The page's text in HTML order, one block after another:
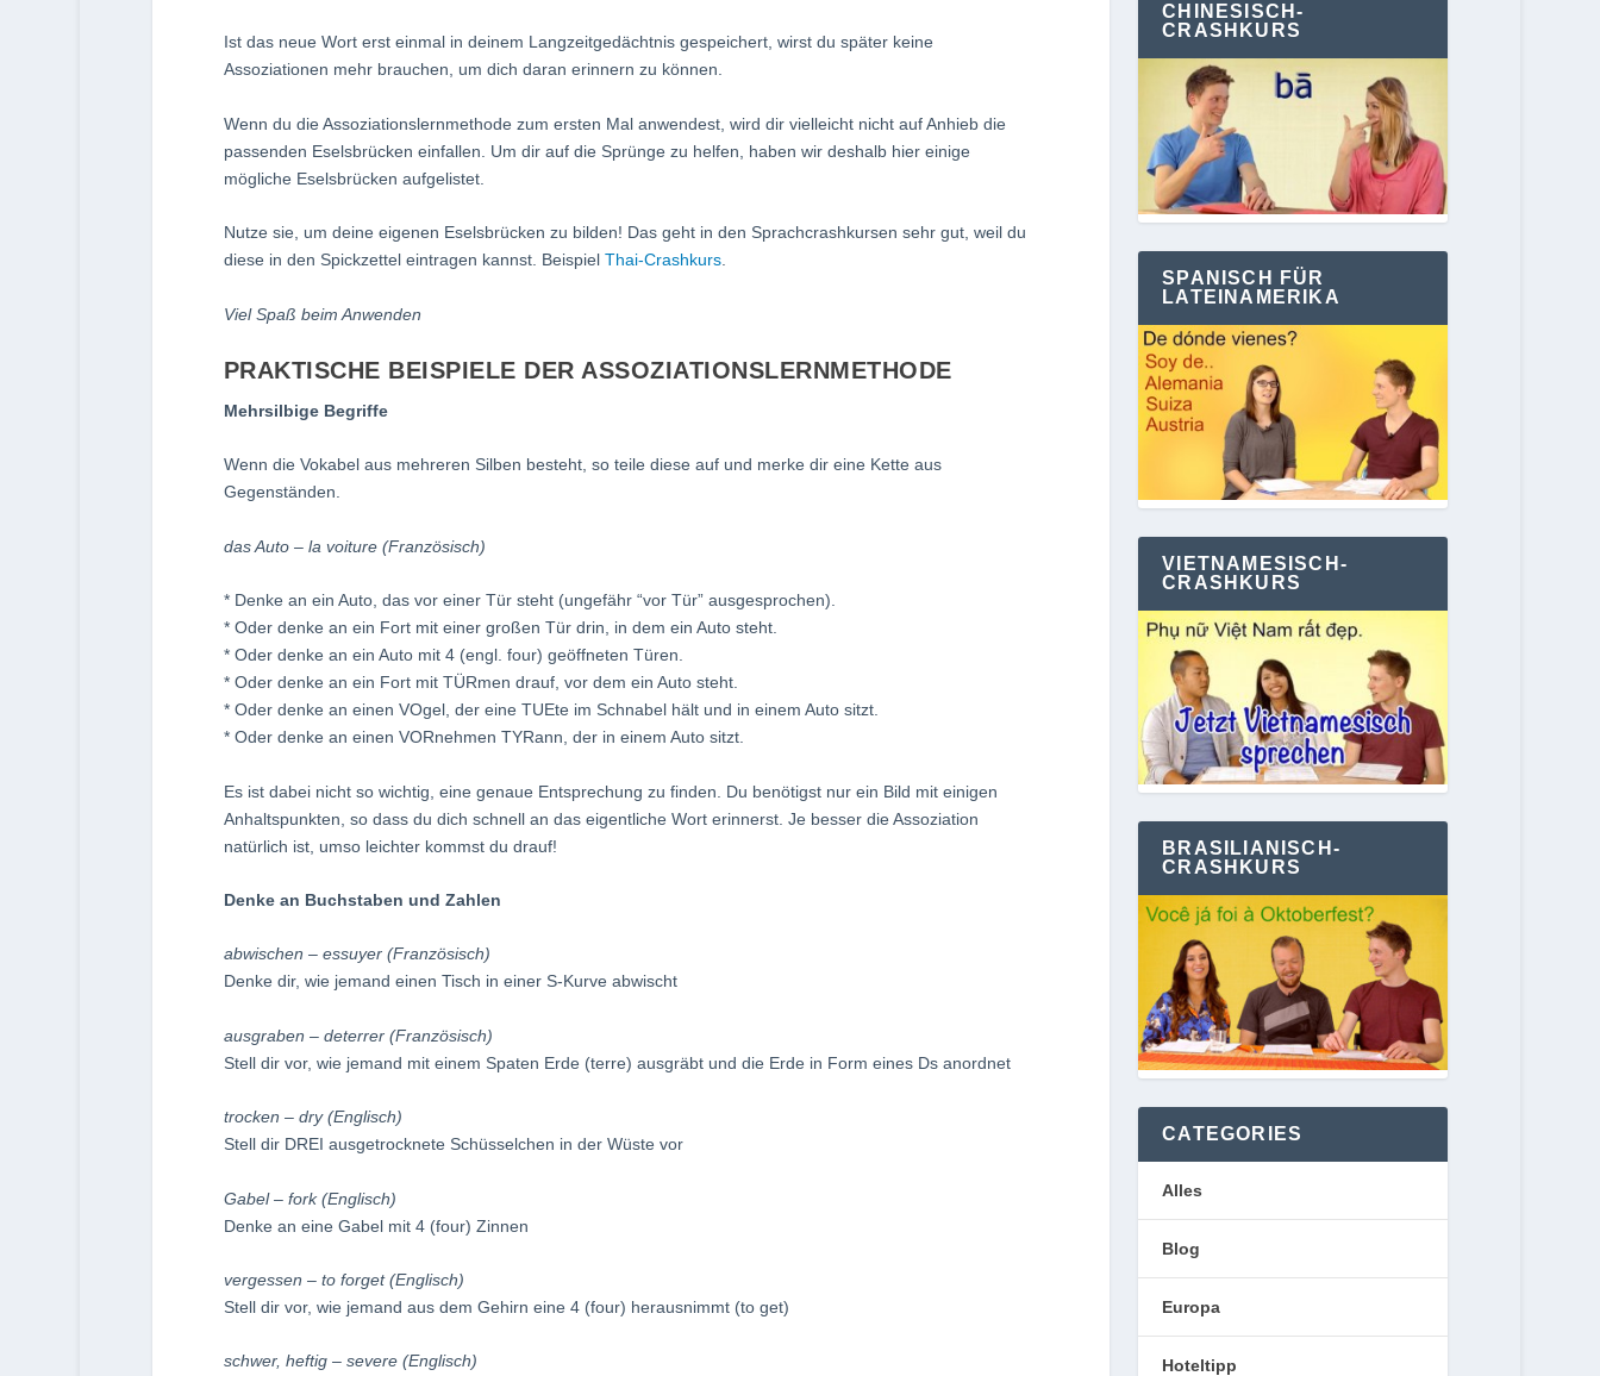
Ist das neue Wort erst einmal in deinem Langzeitgedächtnis gespeichert, wirst du später keine
Assoziationen mehr brauchen, um dich daran erinnern zu können.
Wenn du die Assoziationslernmethode zum ersten Mal anwendest, wird dir vielleicht nicht auf Anhieb die
passenden Eselsbrücken einfallen. Um dir auf die Sprünge zu helfen, haben wir deshalb hier einige
mögliche Eselsbrücken aufgelistet.
Nutze sie, um deine eigenen Eselsbrücken zu bilden! Das geht in den Sprachcrashkursen sehr gut, weil du
diese in den Spickzettel eintragen kannst. Beispiel Thai-Crashkurs.
Viel Spaß beim Anwenden
PRAKTISCHE BEISPIELE DER ASSOZIATIONSLERNMETHODE
Mehrsilbige Begriffe
Wenn die Vokabel aus mehreren Silben besteht, so teile diese auf und merke dir eine Kette aus
Gegenständen.
das Auto – la voiture (Französisch)
* Denke an ein Auto, das vor einer Tür steht (ungefähr “vor Tür” ausgesprochen).
* Oder denke an ein Fort mit einer großen Tür drin, in dem ein Auto steht.
* Oder denke an ein Auto mit 4 (engl. four) geöffneten Türen.
* Oder denke an ein Fort mit TÜRmen drauf, vor dem ein Auto steht.
* Oder denke an einen VOgel, der eine TUEte im Schnabel hält und in einem Auto sitzt.
* Oder denke an einen VORnehmen TYRann, der in einem Auto sitzt.
Es ist dabei nicht so wichtig, eine genaue Entsprechung zu finden. Du benötigst nur ein Bild mit einigen
Anhaltspunkten, so dass du dich schnell an das eigentliche Wort erinnerst. Je besser die Assoziation
natürlich ist, umso leichter kommst du drauf!
Denke an Buchstaben und Zahlen
abwischen – essuyer (Französisch)
Denke dir, wie jemand einen Tisch in einer S-Kurve abwischt
ausgraben – deterrer (Französisch)
Stell dir vor, wie jemand mit einem Spaten Erde (terre) ausgräbt und die Erde in Form eines Ds anordnet
trocken – dry (Englisch)
Stell dir DREI ausgetrocknete Schüsselchen in der Wüste vor
Gabel – fork (Englisch)
Denke an eine Gabel mit 4 (four) Zinnen
vergessen – to forget (Englisch)
Stell dir vor, wie jemand aus dem Gehirn eine 4 (four) herausnimmt (to get)
schwer, heftig – severe (Englisch)
CHINESISCH-
CRASHKURS
SPANISCH FÜR
LATEINAMERIKA
VIETNAMESISCH-
CRASHKURS
BRASILIANISCH-
CRASHKURS
CATEGORIES
Alles
Blog
Europa
Hoteltipp